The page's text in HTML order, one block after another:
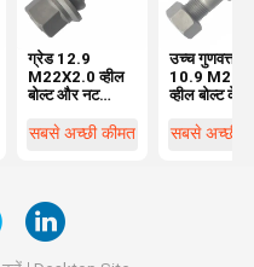
ग्रेड 12.9
M22X2.0 व्हील
बोल्ट और नट
OEM0329613170
सबसे अच्छी कीमत
उच्च गुणवत्ता
10.9
व्हील बोल्ट के
सबसे अच्छी